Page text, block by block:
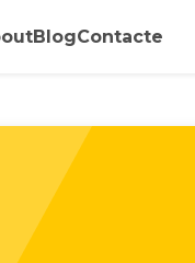
BlogContacte